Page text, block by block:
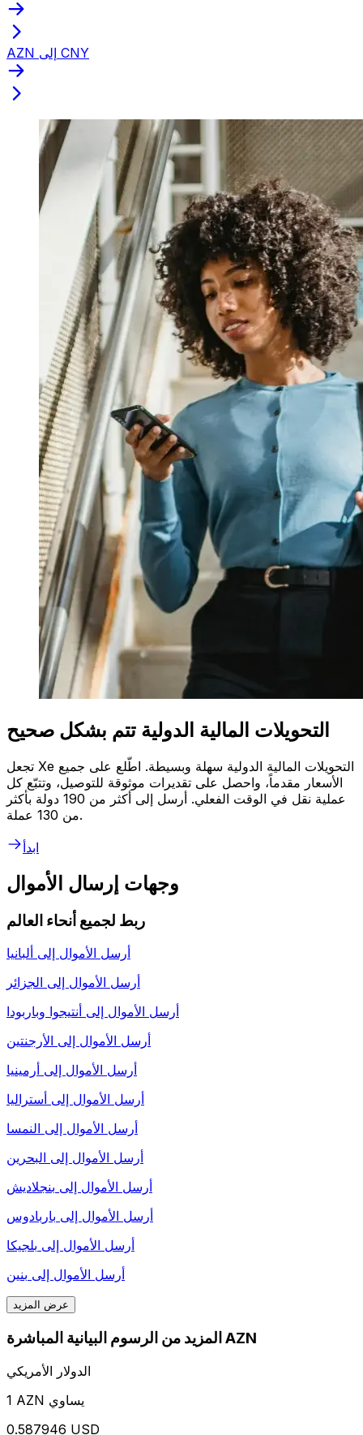
AZN إلى CNY
التحويلات المالية الدولية تتم بشكل صحيح
تجعل Xe التحويلات المالية الدولية سهلة وبسيطة. اطّلع على جميع
الأسعار مقدماً، واحصل على تقديرات موثوقة للتوصيل، وتتبّع كل
عملية نقل في الوقت الفعلي. أرسل إلى أكثر من 190 دولة بأكثر
من 130 عملة.
ابدأ
وجهات إرسال الأموال
ربط لجميع أنحاء العالم
أرسل الأموال إلى ألبانيا
أرسل الأموال إلى الجزائر
أرسل الأموال إلى أنتيجوا وباربودا
أرسل الأموال إلى الأرجنتين
أرسل الأموال إلى أرمينيا
أرسل الأموال إلى أستراليا
أرسل الأموال إلى النمسا
أرسل الأموال إلى البحرين
أرسل الأموال إلى بنجلاديش
أرسل الأموال إلى باربادوس
أرسل الأموال إلى بلجيكا
أرسل الأموال إلى بنين
عرض المزيد
المزيد من الرسوم البيانية المباشرة AZN
الدولار الأمريكي
1 AZN يساوي
0.587946 USD